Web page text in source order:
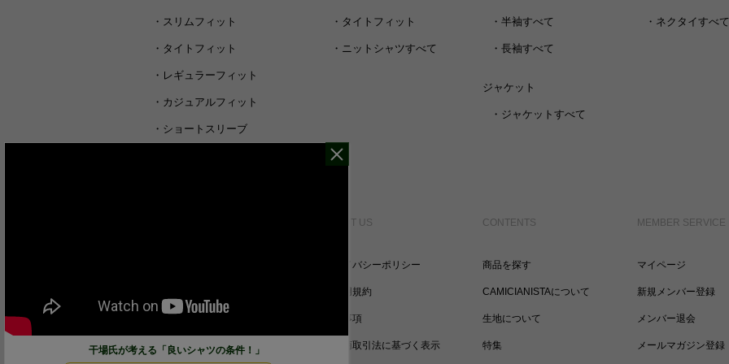
・ スリムフィット
・ タイトフィット
・ レギュラーフィット
・ カジュアルフィット
・ ショートスリーブ
・ タイトフィット
・ ニットシャツすべて
・ 半袖すべて
・ 長袖すべて
ジャケット
・ ジャケットすべて
・ ネクタイすべて
ご利用ガイド
ABOUT US
プライバシーポリシー
ご利用規約
免責事項
特定商取引法に基づく表示
CONTENTS
商品を探す
CAMICIANISTAについて
生地について
特集
MEMBER SERVICE
マイページ
新規メンバー登録
メンバー退会
メールマガジン登録
干場氏が考える「良いシャツの条件！」